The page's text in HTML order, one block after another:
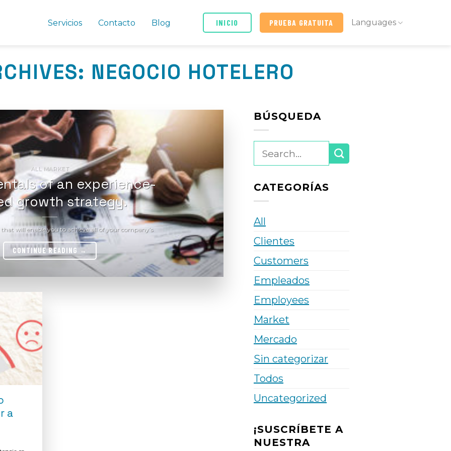
Servicios Contacto Blog INICIO PRUEBA GRATUITA Languages
NEGOCIO HOTELERO
ALL MARKET
of an experience-
growth strategy.
will enable you to achieve all of your company’s
CONTINUE READING →
a
BÚSQUEDA
CATEGORÍAS
All
Clientes
Customers
Empleados
Employees
Market
Mercado
Sin categorizar
Todos
Uncategorized
¡SUSCRÍBETE A
NUESTRA